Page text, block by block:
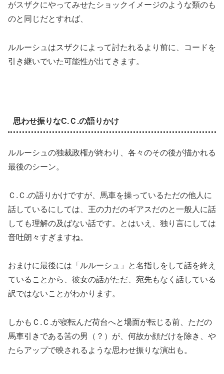
がスザクにやってみせたショックイメージのような類のも
のと同じだとすれば、
ルルーシュはスザクによって討たれるより前に、コードを
引き継いでいた可能性が出てきます。
思わせ振りなC.Ｃ.の語りかけ
ルルーシュの独裁政権が終わり、各々のその後が描かれる
最後のシーン。
Ｃ.Ｃ.の語りかけですが、馬車を操っているただの他人に
話しているにしては、王の力だのギアスだのと一般人に話
しても理解の及ばない話です。とはいえ、独り言にしては
音吐朗々すぎますね。
おまけに最後には「ルルーシュ」と名指しをして話を終え
ていることから、彼女の話がただ、宛先もなく話している
訳ではないことがわかります。
しかもＣ.Ｃ.が寝転んだ荷台へと場面が転じる前、ただの
馬車引きである筈の男（？）が、何故か顔だけを除き、や
たらアップで映されるような思わせ振りな演出も。